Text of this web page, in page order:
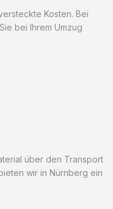
Kosten. Bei
bei Ihrem Umzug
über den Transport
wir in Nürnberg ein